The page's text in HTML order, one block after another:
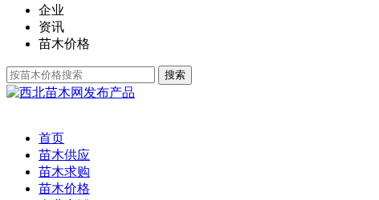
企业
资讯
苗木价格
发布产品
首页
苗木供应
苗木求购
苗木价格